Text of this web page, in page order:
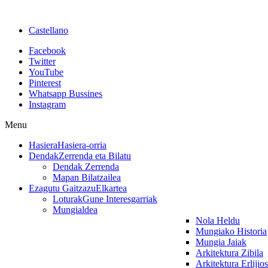
Castellano
Facebook
Twitter
YouTube
Pinterest
Whatsapp Bussines
Instagram
Menu
HasieraHasiera-orria
DendakZerrenda eta Bilatu
Dendak Zerrenda
Mapan Bilatzailea
Ezagutu GaitzazuElkartea
LoturakGune Interesgarriak
Mungialdea
Nola Heldu
Mungiako Historia
Mungia Jaiak
Arkitektura Zibila
Arkitektura